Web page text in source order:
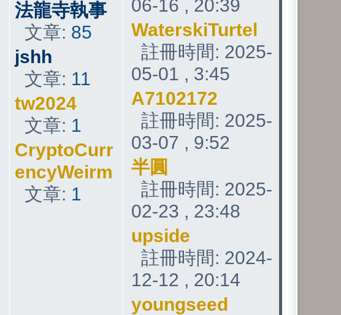
法龍寺執事
文章: 85
jshh
文章: 11
tw2024
文章: 1
CryptoCurr
encyWeirm
文章: 1
06-16 , 20:39
WaterskiTurtel
註冊時間: 2025-
05-01 , 3:45
A7102172
註冊時間: 2025-
03-07 , 9:52
半圓
註冊時間: 2025-
02-23 , 23:48
upside
註冊時間: 2024-
12-12 , 20:14
youngseed